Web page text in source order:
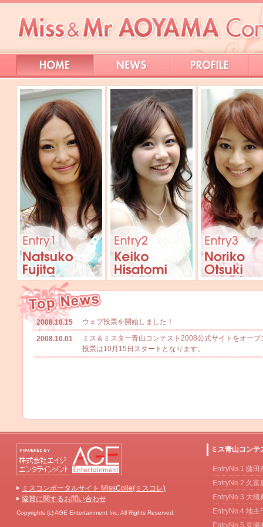
2008.10.15 ウェブ投票を開始しました！
2008.10.01
ミス＆ミスター青山コンテスト2008公式サイトをオープ
投票は10月15日スタートとなります。
ミス青山コン
EntryNo.1 藤田
EntryNo.2 久富
EntryNo.3 大槻
EntryNo.4 地主
EntryNo.5 見瀬
ミスコンポータルサイト MissColle(ミスコレ)
協賛に関するお問い合わせ
Copyrights (c) AGE Entertainment Inc. All Rights Reserved.